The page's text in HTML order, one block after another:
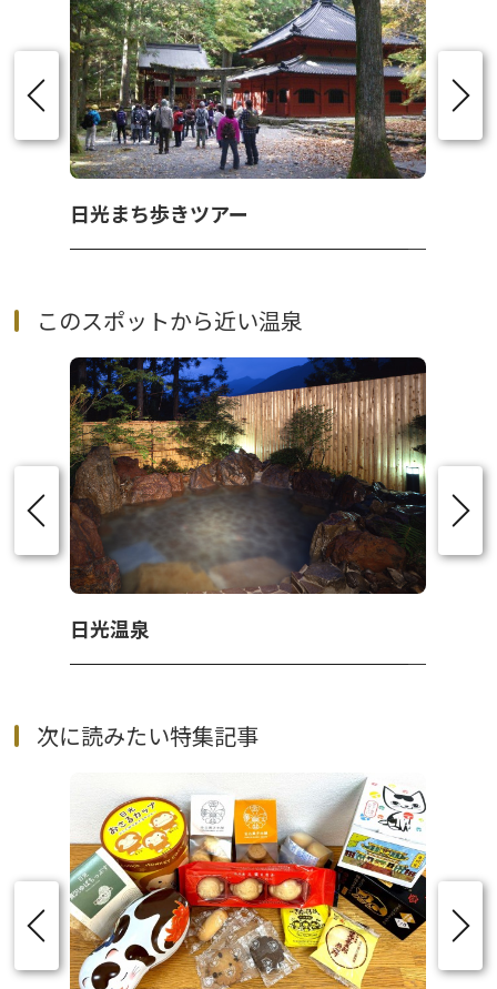
日光まち歩きツアー
このスポットから近い温泉
日光温泉
次に読みたい特集記事